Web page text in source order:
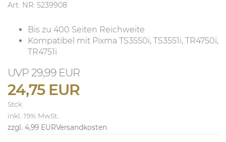
Art. NR: 5239908
Bis zu 400 Seiten Reichweite
Kompatibel mit Pixma TS3550i, TS3551i, TR4750i,
TR4751i
29,99 EUR
24,75 EUR
Stck
inkl. 19% MwSt.
zzgl. 4,99 EURVersandkosten